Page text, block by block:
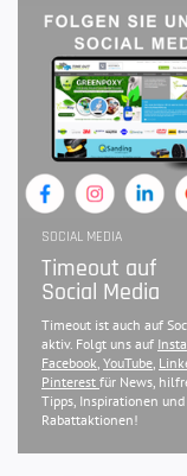
SOCIAL MEDIA
Timeout auf
Social Media
Timeout ist auch auf
aktiv. Folgt uns auf
Facebook YouTube
Pinterest für News,
Tipps, Inspirationen und
Rabattaktionen!